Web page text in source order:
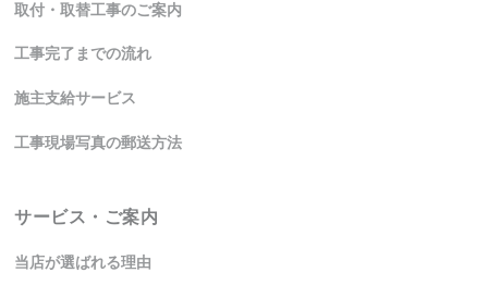
取付・取替工事のご案内
工事完了までの流れ
施主支給サービス
工事現場写真の郵送方法
サービス・ご案内
当店が選ばれる理由